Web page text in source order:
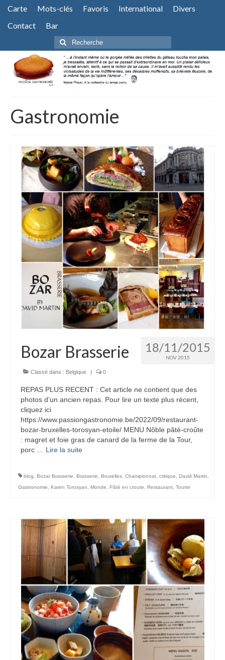
Carte Mots-clés Favoris International
Divers
Contact
Bar
Rechercher
:
Gastronomie
18/11/2015
NOV 2015
Bozar Brasserie
Classé dans : Belgique | 0
REPAS PLUS RECENT : Cet article ne contient que des
photos d’un ancien repas. Pour lire un texte plus récent,
cliquez ici
https://www.passiongastronomie.be/2022/09/restaurant-
bozar-bruxelles-torosyan-etoile/ MENU Nôble pâté-croûte
: magret et foie gras de canard de la ferme de la Tour,
porc … Lire la suite­­
blog Bozar Brasserie Brasserie Bruxelles Championnat critique David Martin
Gastronomie
Karen Torosyan Monde Pâté en croute Restaurant Tourte